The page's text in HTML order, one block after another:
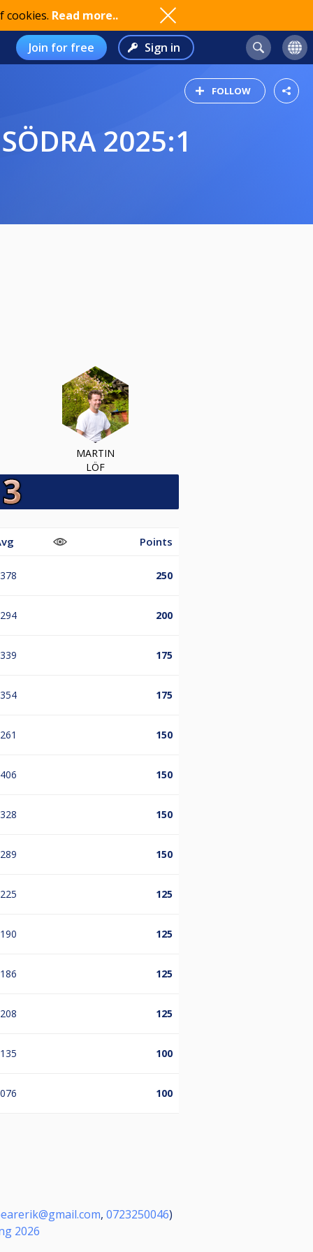
cookies. Read more..
Join for free Sign in
FOLLOW
2025:1
MARTIN
LÖF
Points
250
200
175
175
150
150
150
150
125
125
125
125
100
100
, 0723250046)
2026